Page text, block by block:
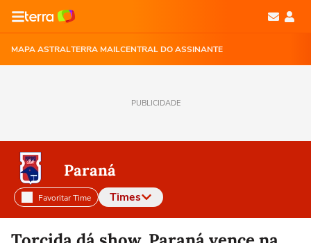
MAPA ASTRALTERRA MAILCENTRAL DO ASSINANTE
PUBLICIDADE
Paraná
Favoritar Time Times
Selecione o time para ver as notícias